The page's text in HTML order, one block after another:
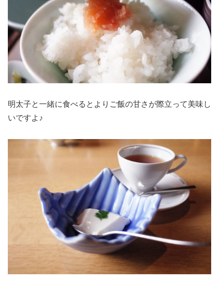
明太子と一緒に食べるとよりご飯の甘さが際立って美味し
いですよ♪